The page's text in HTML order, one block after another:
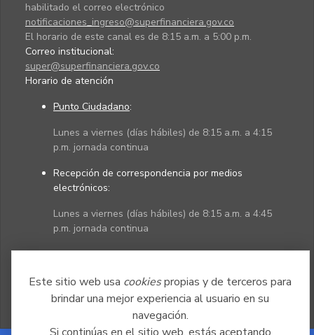
Este sitio web usa cookiespropias y de terceros para
brindar una mejor experiencia al usuario en su
navegación.
habilitado el correo electrónico
notificaciones_ingreso@superfinanciera.gov.co
El horario de este canal es de 8:15 a.m. a 5:00 p.m.
Correo institucional:
super@superfinanciera.gov.co
Horario de atención
Punto Ciudadano:
Lunes a viernes (días hábiles) de 8:15 a.m. a 4:15
p.m. jornada continua
Recepción de correspondencia por medios
electrónicos:
Lunes a viernes (días hábiles) de 8:15 a.m. a 4:45
p.m. jornada continua